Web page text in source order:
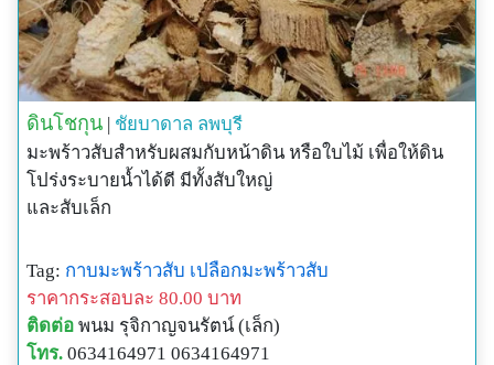
ดินโชกุน ชัยบาดาล ลพบุรี
มะพร้าวสับสำหรับผสมกับหน้าดิน หรือใบไม้ เพื่อให้ดิน
โปร่งระบายน้ำได้ดี มีทั้งสับใหญ่
และสับเล็ก
Tag: กาบมะพร้าวสับ เปลือกมะพร้าวสับ
ราคากระสอบละ 80.00 บาท
ติดต่อ พนม รุจิกาญจนรัตน์ (เล็ก)
โทร. 0634164971 0634164971